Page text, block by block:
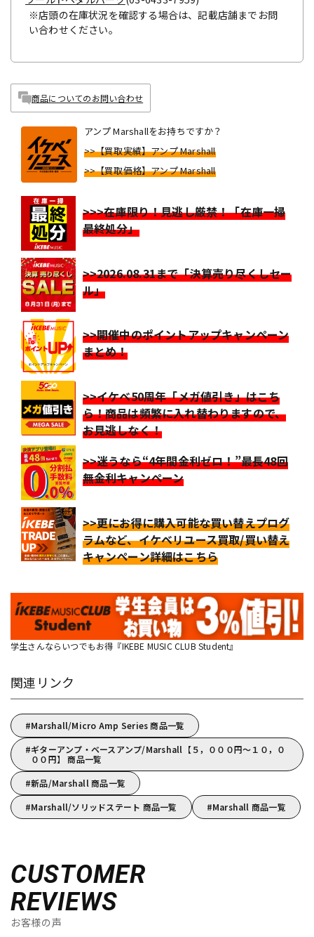
※店頭の在庫状況を確認する場合は、記載店舗までお問
い合わせください。
商品についてのお問い合わせ
アンプ Marshallをお持ちですか？
>>【買取実績】アンプ Marshall
>>【買取価格】アンプ Marshall
>>>在庫限り！見逃し厳禁！「在庫一掃
最終処分」
>>2026.08.31まで「決算売り尽くしセー
ル」
>>開催中のポイントアップキャンペーン
まとめ！
>>イケベ50周年「メガ値引き」はこち
ら！商品は頻繁に入れ替わりますので、
お見逃しなく！
>>迷うなら“4年間金利ゼロ！”最長48回
無金利キャンペーン
>>更にお得に購入可能な買い替えプログ
ラムなど、イケベリユース買取/買い替え
キャンペーン詳細はこちら
学生さんならいつでもお得『IKEBE MUSIC CLUB Student』
関連リンク
Marshall/Micro Amp Series 商品一覧
ギターアンプ・ベースアンプ/Marshall【５，０００円～１０，０
００円】 商品一覧
新品/Marshall 商品一覧
Marshall/ソリッドステート 商品一覧
Marshall 商品一覧
CUSTOMER
REVIEWS
お客様の声